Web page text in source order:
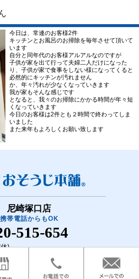
今日は、常連のお客様2件
キッチンとお風呂のお掃除を毎年させて頂いて
います
自分と同年代のお客様アルアルなのですが
子供が家を出て行って夫婦二人だけになった
り、子供が家で食事をしない様になってくると
必然的にキッチンが汚れません
か、年々汚れが少なくなっていきます
我が家もそんな感じです
となると、我々のお掃除にかかる時間が年々短
くなっていきます
今日のお客様は2件とも２時間で終わってしま
いました
また来年もよろしくお願い致します
尼崎塚口店
帯電話からもOK
515-654
)
おそうじ本舗 尼崎塚口店 All Rights Reserved.